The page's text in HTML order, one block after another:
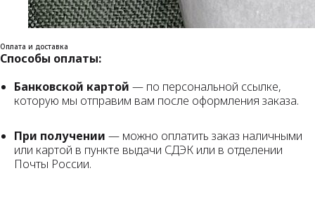
Оплата и доставка
Способы оплаты:
Банковской картой — по персональной ссылке,
которую мы отправим вам после оформления заказа.
При получении — можно оплатить заказ наличными
или картой в пункте выдачи СДЭК или в отделении
Почты России.